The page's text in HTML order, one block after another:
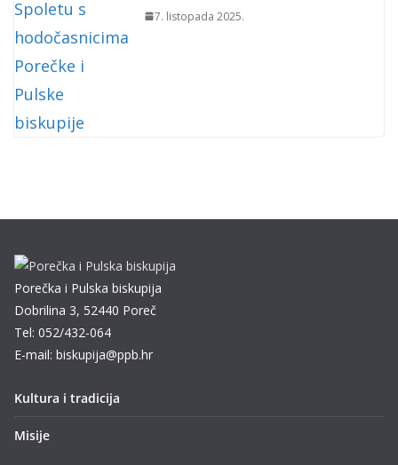
7. listopada 2025.
Porečka i Pulska biskupija
Dobrilina 3, 52440 Poreč
Tel: 052/432-064
E-mail: biskupija@ppb.hr
Kultura i tradicija
Misije